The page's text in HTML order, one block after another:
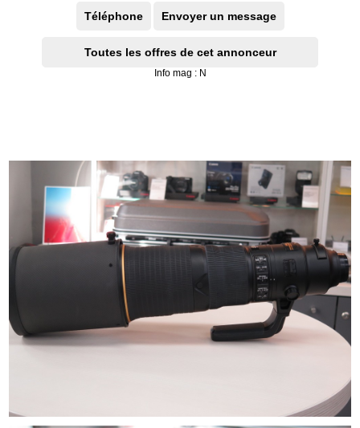
Téléphone Envoyer un message
Toutes les offres de cet annonceur
Info mag : N